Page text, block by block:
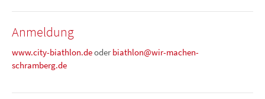
Anmeldung
www.city-biathlon.deoder biathlon@wir-machen-
schramberg.de